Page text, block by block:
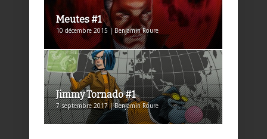
Meutes #1
10 décembre 2015 | Benjamin Roure
Jimmy Tornado #1
7 septembre 2017 | Benjamin Roure